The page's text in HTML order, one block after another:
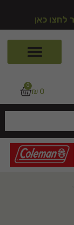
לחצו כאן
₪ 0
0